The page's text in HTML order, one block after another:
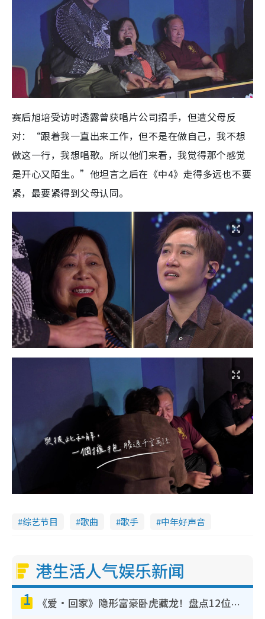
赛后旭培受访时透露曾获唱片公司招手，但遭父母反
对：“跟着我一直出来工作，但不是在做自己，我不想
做这一行，我想唱歌。所以他们来看，我觉得那个感觉
是开心又陌生。”他坦言之后在《中4》走得多远也不要
紧，最要紧得到父母认同。
综艺节目 歌曲 歌手 中年好声音
港生活人气娱乐新闻
1 《爱·回家》隐形富豪卧虎藏龙！盘点12位财气逼人的有钱艺人：这位美女3亿身家不愁做